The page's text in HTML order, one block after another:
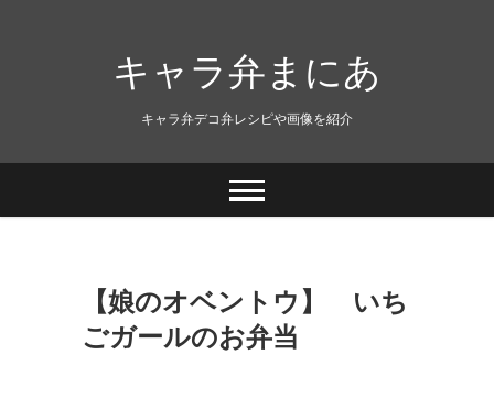
キャラ弁まにあ
キャラ弁デコ弁レシピや画像を紹介
【娘のオベントウ】 いち
ごガールのお弁当